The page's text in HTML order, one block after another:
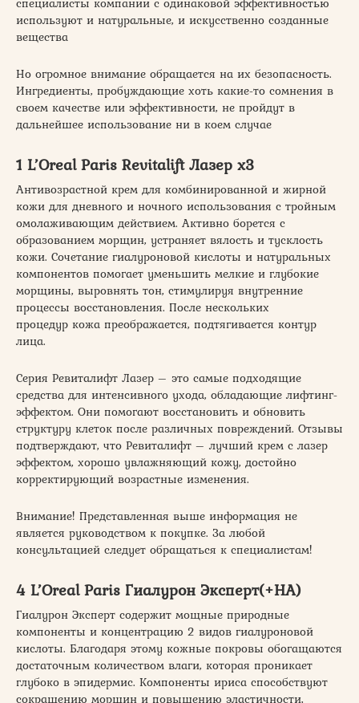
используют и натуральные, и искусственно созданные
вещества
Но огромное внимание обращается на их безопасность.
Ингредиенты, пробуждающие хоть какие-то сомнения в
своем качестве или эффективности, не пройдут в
дальнейшее использование ни в коем случае
1 L’Oreal Paris Revitalift Лазер x3
Антивозрастной крем для комбинированной и жирной
кожи для дневного и ночного использования с тройным
омолаживающим действием. Активно борется с
образованием морщин, устраняет вялость и тусклость
кожи. Сочетание гиалуроновой кислоты и натуральных
компонентов помогает уменьшить мелкие и глубокие
морщины, выровнять тон, стимулируя внутренние
процессы восстановления. После нескольких
процедур кожа преображается, подтягивается контур
лица.
Серия Ревиталифт Лазер – это самые подходящие
средства для интенсивного ухода, обладающие лифтинг-
эффектом. Они помогают восстановить и обновить
структуру клеток после различных повреждений. Отзывы
подтверждают, что Ревиталифт – лучший крем с лазер
эффектом, хорошо увлажняющий кожу, достойно
корректирующий возрастные изменения.
Внимание! Представленная выше информация не
является руководством к покупке. За любой
консультацией следует обращаться к специалистам!
4 L’Oreal Paris Гиалурон Эксперт(+НА)
Гиалурон Эксперт содержит мощные природные
компоненты и концентрацию 2 видов гиалуроновой
кислоты. Благодаря этому кожные покровы обогащаются
достаточным количеством влаги, которая проникает
глубоко в эпидермис. Компоненты ириса способствуют
сокращению морщин и повышению эластичности,